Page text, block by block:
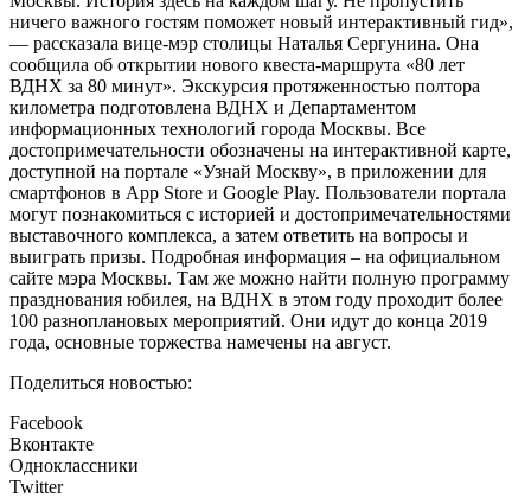
ничего важного гостям поможет новый интерактивный гид»,
— рассказала вице-мэр столицы Наталья Сергунина. Она
сообщила об открытии нового квеста-маршрута «80 лет
ВДНХ за 80 минут». Экскурсия протяженностью полтора
километра подготовлена ВДНХ и Департаментом
информационных технологий города Москвы. Все
достопримечательности обозначены на интерактивной карте,
доступной на портале «Узнай Москву», в приложении для
смартфонов в App Store и Google Play. Пользователи портала
могут познакомиться с историей и достопримечательностями
выставочного комплекса, а затем ответить на вопросы и
выиграть призы. Подробная информация – на официальном
сайте мэра Москвы. Там же можно найти полную программу
празднования юбилея, на ВДНХ в этом году проходит более
100 разноплановых мероприятий. Они идут до конца 2019
года, основные торжества намечены на август.
Поделиться новостью:
Facebook
Вконтакте
Одноклассники
Twitter